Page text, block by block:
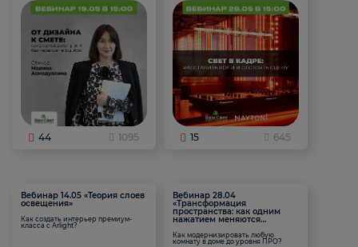
44 1095 15 645
Вебинар 14.05 «Теория слоев
освещения»
Как создать интерьер премиум-
класса с Arlight?
Вебинар 28.04
«Трансформация
пространства: как одним
нажатием меняются
Как модернизировать любую
комнату в доме до уровня ПРО?